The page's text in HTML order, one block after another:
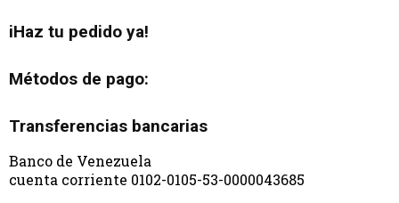
iHaz tu pedido ya!
Métodos de pago:
Transferencias bancarias
Banco de Venezuela
cuenta corriente 0102-0105-53-0000043685